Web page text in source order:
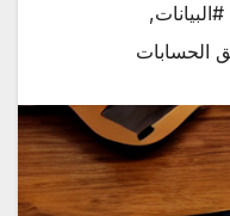
#البيانات,
الحسابات